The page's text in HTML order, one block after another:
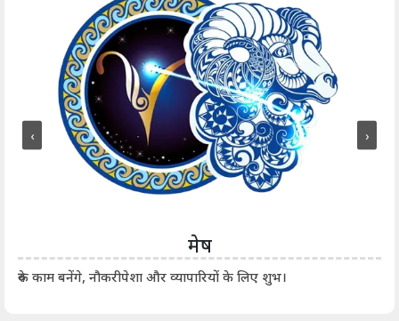
मेष
रुके काम बनेंगे, नौकरीपेशा और व्यापारियों के लिए शुभ।
‹ ›